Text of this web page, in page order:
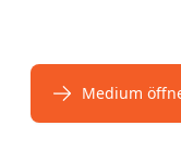
Medium